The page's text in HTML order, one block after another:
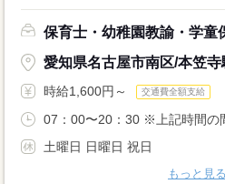
保育士・幼稚園教諭・学童
愛知県名古屋市南区/本笠寺
時給1,600円～ 交通費全額支給
07：00〜20：30 ※上記時間の
土曜日 日曜日 祝日
もっと見る